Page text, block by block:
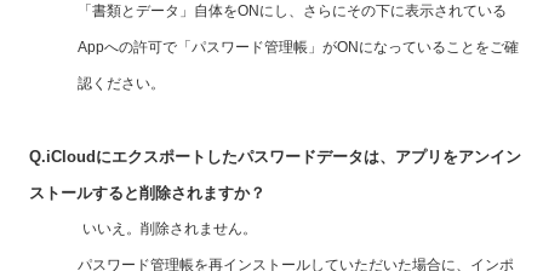
「書類とデータ」自体をONにし、さらにその下に表示されている
Appへの許可で「パスワード管理帳」がONになっていることをご確
認ください。
Q.iCloudにエクスポートしたパスワードデータは、アプリをアンイン
ストールすると削除されますか？
いいえ。削除されません。
パスワード管理帳を再インストールしていただいた場合に、インポ